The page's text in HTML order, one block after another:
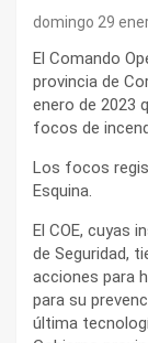
domingo 29
El Comando
provincia de
enero de 2023
focos de
Los focos
Esquina.
El COE, cuyas
de Seguridad,
acciones para
para su
última